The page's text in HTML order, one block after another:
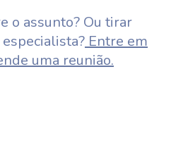
o assunto? Ou tirar
Entre em
uma reunião.